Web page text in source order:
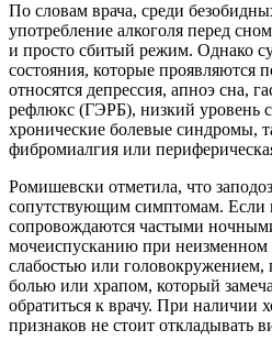
По словам врача, среди
употребление алкоголя перед
и просто сбитый режим. Однако
состояния, которые
относятся депрессия, апноэ сна,
рефлюкс (ГЭРБ), низкий уровень
хронические болевые синдромы,
фибромиалгия или
Ромишевски отметила, что
сопутствующим симптомам. Если
сопровождаются частыми
мочеиспусканию при
слабостью или
болью или храпом, который
обратиться к врачу. При наличии
признаков не стоит откладывать